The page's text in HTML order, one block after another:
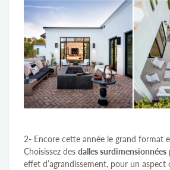
2- Encore cette année le grand format
Choisissez des dalles surdimensionnées
effet d’agrandissement, pour un aspect